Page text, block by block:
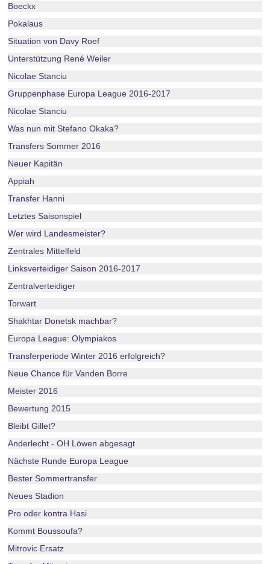
Boeckx
Pokalaus
Situation von Davy Roef
Unterstützung René Weiler
Nicolae Stanciu
Gruppenphase Europa League 2016-2017
Nicolae Stanciu
Was nun mit Stefano Okaka?
Transfers Sommer 2016
Neuer Kapitän
Appiah
Transfer Hanni
Letztes Saisonspiel
Wer wird Landesmeister?
Zentrales Mittelfeld
Linksverteidiger Saison 2016-2017
Zentralverteidiger
Torwart
Shakhtar Donetsk machbar?
Europa League: Olympiakos
Transferperiode Winter 2016 erfolgreich?
Neue Chance für Vanden Borre
Meister 2016
Bewertung 2015
Bleibt Gillet?
Anderlecht - OH Löwen abgesagt
Nächste Runde Europa League
Bester Sommertransfer
Neues Stadion
Pro oder kontra Hasi
Kommt Boussoufa?
Mitrovic Ersatz